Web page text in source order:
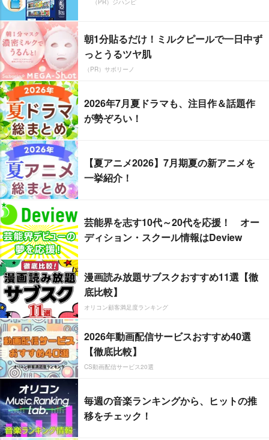
朝1分貼るだけ！ミルクピールで一日中ず
っとうるツヤ肌
（PR）サボリーノ
2026年7月夏ドラマも、注目作＆話題作
が勢ぞろい！
【夏アニメ2026】7月期夏の新アニメを
一挙紹介！
芸能界を志す10代～20代を応援！ オー
ディション・スクール情報はDeview
漫画読み放題サブスクおすすめ11選【徹
底比較】
オリコン顧客満足度ランキング
2026年動画配信サービスおすすめ40選
【徹底比較】
CS動画配信サービス20選
毎週の音楽ランキングから、ヒットの推
移をチェック！